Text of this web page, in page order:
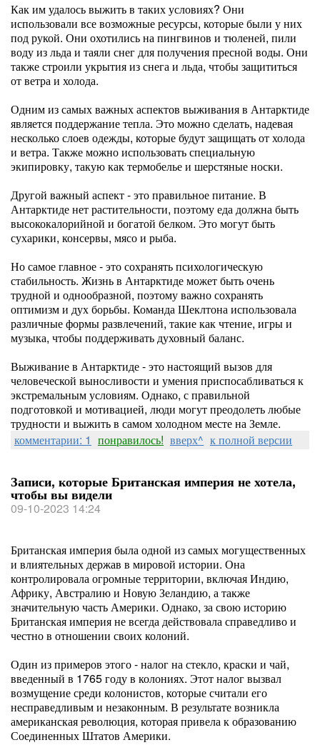
Как им удалось выжить в таких условиях? Они
использовали все возможные ресурсы, которые были у них
под рукой. Они охотились на пингвинов и тюленей, пили
воду из льда и таяли снег для получения пресной воды. Они
также строили укрытия из снега и льда, чтобы защититься
от ветра и холода.
Одним из самых важных аспектов выживания в Антарктиде
является поддержание тепла. Это можно сделать, надевая
несколько слоев одежды, которые будут защищать от холода
и ветра. Также можно использовать специальную
экипировку, такую как термобелье и шерстяные носки.
Другой важный аспект - это правильное питание. В
Антарктиде нет растительности, поэтому еда должна быть
высококалорийной и богатой белком. Это могут быть
сухарики, консервы, мясо и рыба.
Но самое главное - это сохранять психологическую
стабильность. Жизнь в Антарктиде может быть очень
трудной и однообразной, поэтому важно сохранять
оптимизм и дух борьбы. Команда Шеклтона использовала
различные формы развлечений, такие как чтение, игры и
музыка, чтобы поддерживать духовный баланс.
Выживание в Антарктиде - это настоящий вызов для
человеческой выносливости и умения приспосабливаться к
экстремальным условиям. Однако, с правильной
подготовкой и мотивацией, люди могут преодолеть любые
трудности и выжить в самом холодном месте на Земле.
комментарии: 1 понравилось! вверх^ к полной версии
Записи, которые Британская империя не хотела,
чтобы вы видели
09-10-2023 14:24
Британская империя была одной из самых могущественных
и влиятельных держав в мировой истории. Она
контролировала огромные территории, включая Индию,
Африку, Австралию и Новую Зеландию, а также
значительную часть Америки. Однако, за свою историю
Британская империя не всегда действовала справедливо и
честно в отношении своих колоний.
Один из примеров этого - налог на стекло, краски и чай,
введенный в 1765 году в колониях. Этот налог вызвал
возмущение среди колонистов, которые считали его
несправедливым и незаконным. В результате возникла
американская революция, которая привела к образованию
Соединенных Штатов Америки.